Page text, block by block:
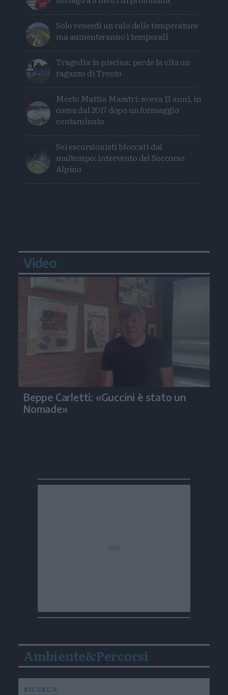
Solo venerdì un calo delle temperature
ma aumenteranno i temporali
Tragedia in piscina: perde la vita un
ragazzo di Trento
Morto Mattia Maestri: aveva 13 anni, in
coma dal 2017 dopo un formaggio
contaminato
Sei escursionisti bloccati dal
maltempo: intervento del Soccorso
Alpino
Video
Beppe Carletti: «Guccini è stato un
Nomade»
Ambiente&Percorsi
RICERCA